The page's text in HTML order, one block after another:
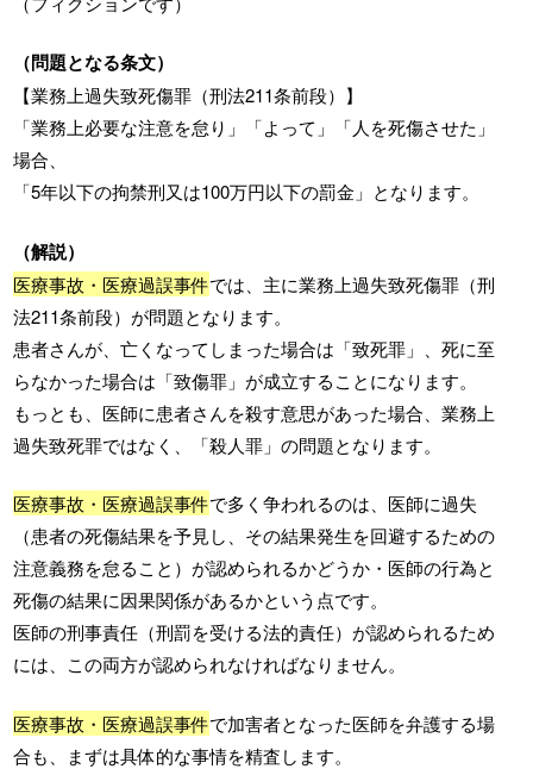
（問題となる条文）
【業務上過失致死傷罪（刑法211条前段）】
「業務上必要な注意を怠り」「よって」「人を死傷させた」
場合、
「5年以下の拘禁刑又は100万円以下の罰金」となります。
（解説）
医療事故・医療過誤事件では、主に業務上過失致死傷罪（刑
法211条前段）が問題となります。
患者さんが、亡くなってしまった場合は「致死罪」、死に至
らなかった場合は「致傷罪」が成立することになります。
もっとも、医師に患者さんを殺す意思があった場合、業務上
過失致死罪ではなく、「殺人罪」の問題となります。
医療事故・医療過誤事件で多く争われるのは、医師に過失
（患者の死傷結果を予見し、その結果発生を回避するための
注意義務を怠ること）が認められるかどうか・医師の行為と
死傷の結果に因果関係があるかという点です。
医師の刑事責任（刑罰を受ける法的責任）が認められるため
には、この両方が認められなければなりません。
医療事故・医療過誤事件で加害者となった医師を弁護する場
合も、まずは具体的な事情を精査します。